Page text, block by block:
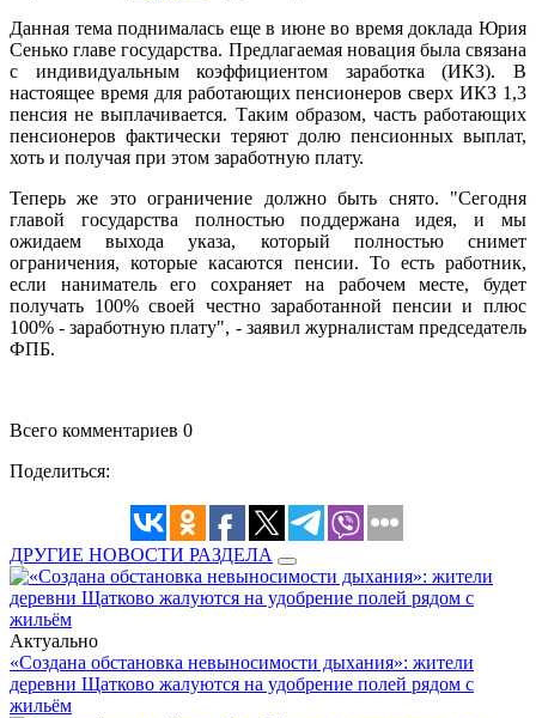
Данная тема поднималась еще в июне во время доклада Юрия
Сенько главе государства. Предлагаемая новация была связана
с индивидуальным коэффициентом заработка (ИКЗ). В
настоящее время для работающих пенсионеров сверх ИКЗ 1,3
пенсия не выплачивается. Таким образом, часть работающих
пенсионеров фактически теряют долю пенсионных выплат,
хоть и получая при этом заработную плату.
Теперь же это ограничение должно быть снято. "Сегодня
главой государства полностью поддержана идея, и мы
ожидаем выхода указа, который полностью снимет
ограничения, которые касаются пенсии. То есть работник,
если наниматель его сохраняет на рабочем месте, будет
получать 100% своей честно заработанной пенсии и плюс
100% - заработную плату", - заявил журналистам председатель
ФПБ.
Всего комментариев 0
Поделиться:
ДРУГИЕ НОВОСТИ РАЗДЕЛА
Актуально
«Создана обстановка невыносимости дыхания»: жители
деревни Щатково жалуются на удобрение полей рядом с
жильём